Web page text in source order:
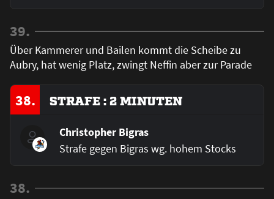
39.
Über Kammerer und Bailen kommt die Scheibe zu
Aubry, hat wenig Platz, zwingt Neffin aber zur Parade
38. STRAFE : 2 MINUTEN
Christopher Bigras
Strafe gegen Bigras wg. hohem Stocks
38.